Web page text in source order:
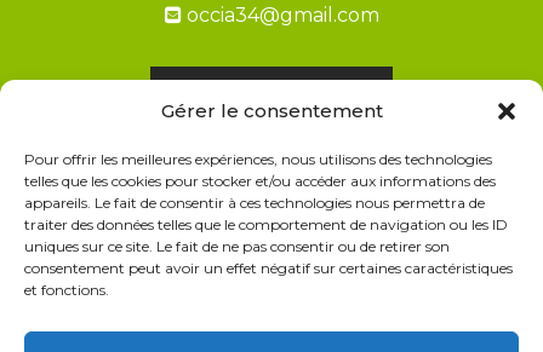
Gérer le consentement
Pour offrir les meilleures expériences, nous utilisons des technologies
telles que les cookies pour stocker et/ou accéder aux informations des
appareils. Le fait de consentir à ces technologies nous permettra de
traiter des données telles que le comportement de navigation ou les ID
uniques sur ce site. Le fait de ne pas consentir ou de retirer son
consentement peut avoir un effet négatif sur certaines caractéristiques
et fonctions.
occia34@gmail.com
Paiement en 2, 3, 4 fois avec ALMA
FAQ Livraisons & Retours
CGV
Politique de cookies
Politique de confidentialité